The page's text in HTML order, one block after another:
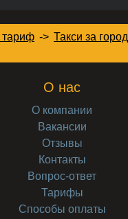
тариф -> Такси за город
О нас
О компании
Вакансии
Отзывы
Контакты
Вопрос-ответ
Тарифы
Способы оплаты